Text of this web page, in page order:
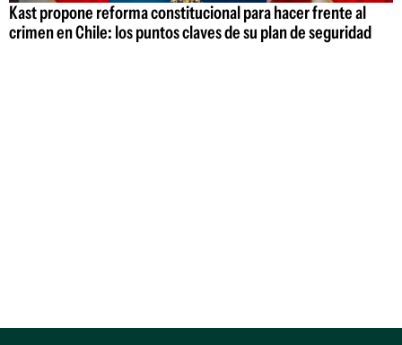
Kast propone reforma constitucional para hacer frente al
crimen en Chile: los puntos claves de su plan de seguridad